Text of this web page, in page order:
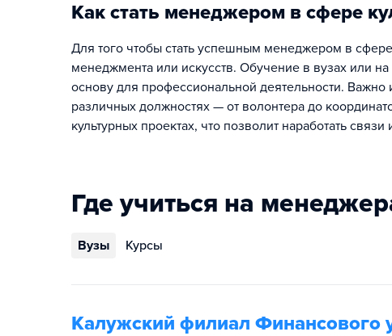
Как стать менеджером в сфере
Для того чтобы стать успешным менеджером в
менеджмента или искусств. Обучение в вузах или
основу для профессиональной деятельности.
различных должностях — от волонтера до
культурных проектах, что позволит наработать
Где учиться на
Вузы Курсы
Калужский филиал Финансового